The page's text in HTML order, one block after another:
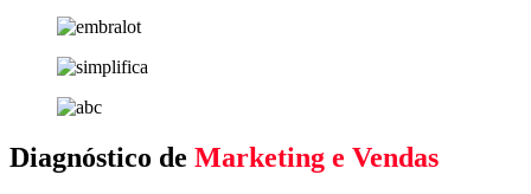
Diagnóstico de Marketing e Vendas